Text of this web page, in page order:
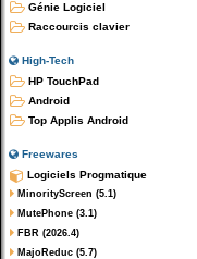
Génie Logiciel
Raccourcis clavier
High-Tech
HP TouchPad
Android
Top Applis Android
Freewares
Logiciels Progmatique
MinorityScreen (5.1)
MutePhone (3.1)
FBR (2026.4)
MajoReduc (5.7)